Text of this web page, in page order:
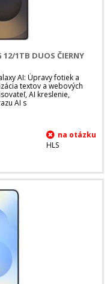
12/1TB DUOS ČIERNY
AI: Úpravy fotiek a
textov a webových
AI kreslenie,
AI s
HLS